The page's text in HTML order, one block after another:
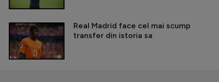
Real Madrid face cel mai scump
transfer din istoria sa